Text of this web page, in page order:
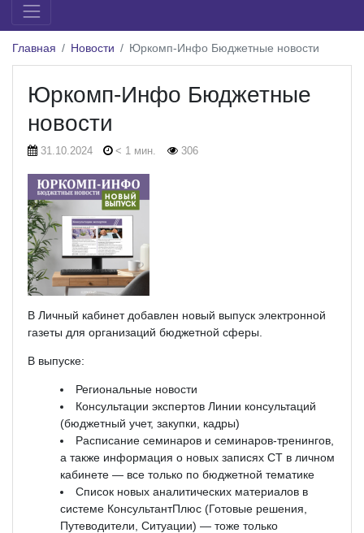
Главная Новости Юркомп-Инфо Бюджетные новости
Юркомп-Инфо Бюджетные
новости
31.10.2024 < 1 мин. 306
В Личный кабинет добавлен новый выпуск электронной
газеты для организаций бюджетной сферы.
В выпуске:
Региональные новости
Консультации экспертов Линии консультаций
(бюджетный учет, закупки, кадры)
Расписание семинаров и семинаров-тренингов,
а также информация о новых записях СТ в личном
кабинете — все только по бюджетной тематике
Список новых аналитических материалов в
системе КонсультантПлюс (Готовые решения,
Путеводители, Ситуации) — тоже только